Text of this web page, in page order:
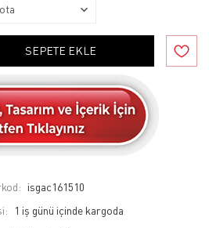
SEPETE EKLE
isgac161510
1 iş günü içinde kargoda